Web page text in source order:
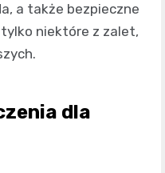
a także bezpieczne
niektóre z zalet,
dla